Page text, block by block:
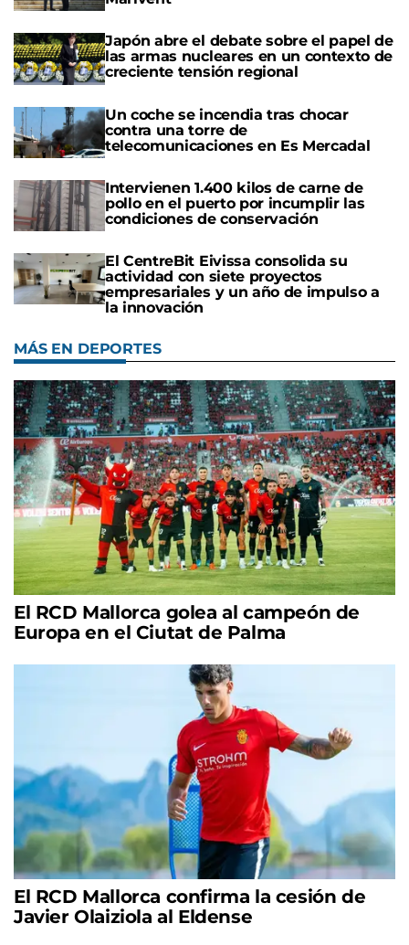
Japón abre el debate sobre el papel de
las armas nucleares en un contexto de
creciente tensión regional
Un coche se incendia tras chocar
contra una torre de
telecomunicaciones en Es Mercadal
Intervienen 1.400 kilos de carne de
pollo en el puerto por incumplir las
condiciones de conservación
El CentreBit Eivissa consolida su
actividad con siete proyectos
empresariales y un año de impulso a
la innovación
MÁS EN DEPORTES
El RCD Mallorca golea al campeón de
Europa en el Ciutat de Palma
El RCD Mallorca confirma la cesión de
Javier Olaiziola al Eldense